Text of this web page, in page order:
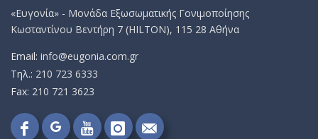
«Ευγονία» - Μονάδα Εξωσωματικής Γονιμοποίησης
Κωσταντίνου Βεντήρη 7 (HILTON), 115 28 Αθήνα
Email: info@eugonia.com.gr
Τηλ.: 210 723 6333
Fax: 210 721 3623